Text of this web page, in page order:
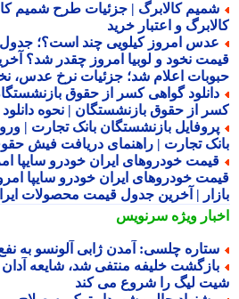
کالابرگ | جزئیات طرح شمیم
و اعتبار خرید
امروز کیلویی چند است؟؛ جدول
نخود و لوبیا امروز چقدر شد؟ آخرین
اعلام شد؛ جزئیات نرخ عدس، نخود و
گواهی کسر از حقوق بازنشستگان |
از حقوق بازنشستگان | نحوه دانلود
بازنشستگان بانک تجارت | ورود
تجارت | راهنمای دریافت فیش
| آخرین جدول قیمت محصولات ایران
ویژهسرنویس
چلسی: آمدن ژابی آلونسو به نفع
خلیفه منتفی شد، شایعه آدان
لیگ را شروع می کند